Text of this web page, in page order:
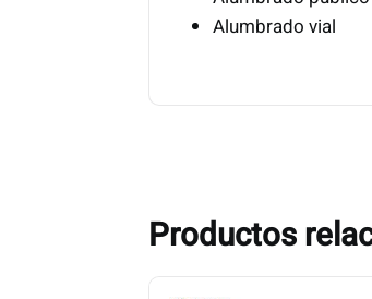
Alumbrado vial
Productos